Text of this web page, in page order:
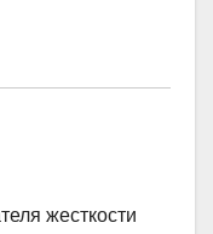
жесткости